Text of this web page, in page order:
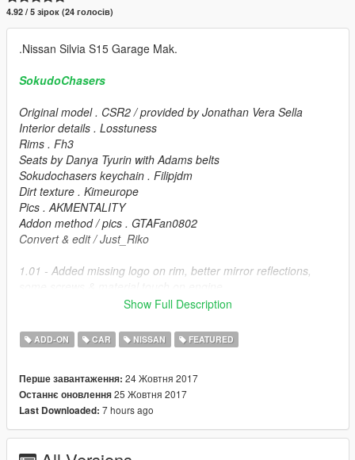
4.92 / 5 зірок (24 голосів)
.Nissan Silvia S15 Garage Mak.
SokudoChasers
Original model . CSR2 / provided by Jonathan Vera Sella
Interior details . Losstuness
Rims . Fh3
Seats by Danya Tyurin with Adams belts
Sokudochasers keychain . Filipjdm
Dirt texture . Kimeurope
Pics . AKMENTALITY
Addon method / pics . GTAFan0802
Convert & edit / Just_Riko
1.01 - Added missing logo on rim, better mirror reflections,
.High detailed model
.Working dials
.Breakable windows
.Dirt mapp
.Animated airfreshener
Show Full Description
ADD-ON CAR NISSAN FEATURED
Перше завантаження: 24 Жовтня 2017
Останнє оновлення25 Жовтня 2017
Last Downloaded: 7 hours ago